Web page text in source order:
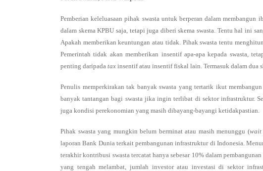
Pemberian keleluasaan pihak swasta untuk berperan dalam
dalam skema KPBU saja, tetapi juga diberi skema swasta. Tentu hal ini
Apakah memberikan keuntungan atau tidak. Pihak swasta tentu
Pemerintah tidak akan memberikan insentif apa-apa kepada swasta,
penting daripada tax insentif atau insentif fiskal lain. Termasuk dalam dua
Penulis memperkirakan tak banyak swasta yang tertarik ikut
banyak tantangan bagi swasta jika ingin terlibat di sektor infrastruktur.
juga kondisi perekonomian yang masih dibayang-bayangi ketidakpastian.
Pihak swasta yang mungkin belum berminat atau masih menunggu (wait
laporan Bank Dunia terkait pembangunan infrastruktur di Indonesia.
terakhir kontribusi swasta tercatat hanya sebesar 10% dalam
yang tengah melambat, jumlah investor atau investasi di sektor